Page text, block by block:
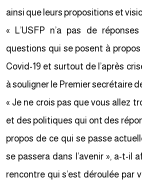
ainsi que leurs propositions et
« L’USFP n’a pas de
questions qui se posent à
Covid-19 et surtout de l’après
à souligner le Premier secrétaire
« Je ne crois pas que vous allez
et des politiques qui ont des
propos de ce qui se passe
se passera dans l’avenir », a-t-il
rencontre qui s’est déroulée par